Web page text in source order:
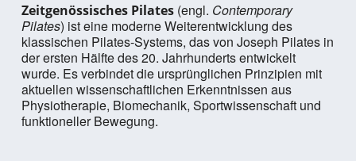
Zeitgenössisches Pilates(engl. Contemporary
Pilates) ist eine moderne Weiterentwicklung des
klassischen Pilates-Systems, das von Joseph Pilates in
der ersten Hälfte des 20. Jahrhunderts entwickelt
wurde. Es verbindet die ursprünglichen Prinzipien mit
aktuellen wissenschaftlichen Erkenntnissen aus
Physiotherapie, Biomechanik, Sportwissenschaft und
funktioneller Bewegung.